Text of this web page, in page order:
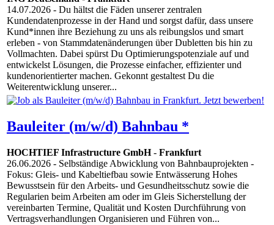
14.07.2026 - Du hältst die Fäden unserer zentralen
Kundendatenprozesse in der Hand und sorgst dafür, dass unsere
Kund*innen ihre Beziehung zu uns als reibungslos und smart
erleben - von Stammdatenänderungen über Dubletten bis hin zu
Vollmachten. Dabei spürst Du Optimierungspotenziale auf und
entwickelst Lösungen, die Prozesse einfacher, effizienter und
kundenorientierter machen. Gekonnt gestaltest Du die
Weiterentwicklung unserer...
Bauleiter (m/w/d) Bahnbau *
HOCHTIEF Infrastructure GmbH- Frankfurt
26.06.2026 - Selbständige Abwicklung von Bahnbauprojekten -
Fokus: Gleis- und Kabeltiefbau sowie Entwässerung Hohes
Bewusstsein für den Arbeits- und Gesundheitsschutz sowie die
Regularien beim Arbeiten am oder im Gleis Sicherstellung der
vereinbarten Termine, Qualität und Kosten Durchführung von
Vertragsverhandlungen Organisieren und Führen von...